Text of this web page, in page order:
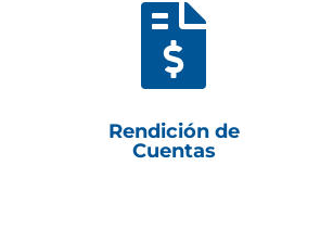

Rendición de
Cuentas